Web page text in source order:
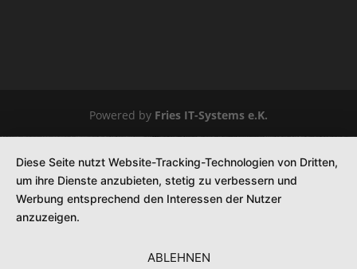
Powered by Fries IT-Systems e.K.
Diese Seite nutzt Website-Tracking-Technologien von Dritten,
um ihre Dienste anzubieten, stetig zu verbessern und
Werbung entsprechend den Interessen der Nutzer
anzuzeigen.
ABLEHNEN